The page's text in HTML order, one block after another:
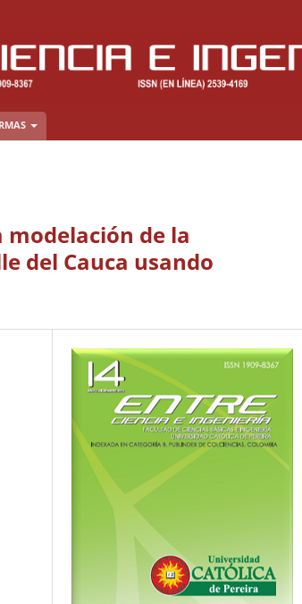
modelación de la
del Cauca usando